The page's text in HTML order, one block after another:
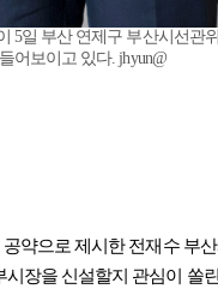
5일 부산 연제구 부산시선관
어보이고 있다. jhyun@
공약으로 제시한 전재수 부
시장을 신설할지 관심이 쏠